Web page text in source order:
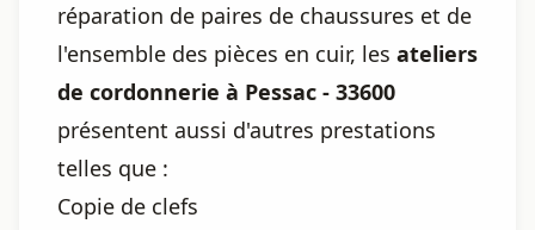
réparation de paires de chaussures et de
l'ensemble des pièces en cuir, les ateliers
de cordonnerie à Pessac - 33600
présentent aussi d'autres prestations
telles que :
Copie de clefs